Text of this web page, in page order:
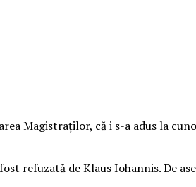
Magistraților, că i s-a adus la
refuzată de Klaus Iohannis. De